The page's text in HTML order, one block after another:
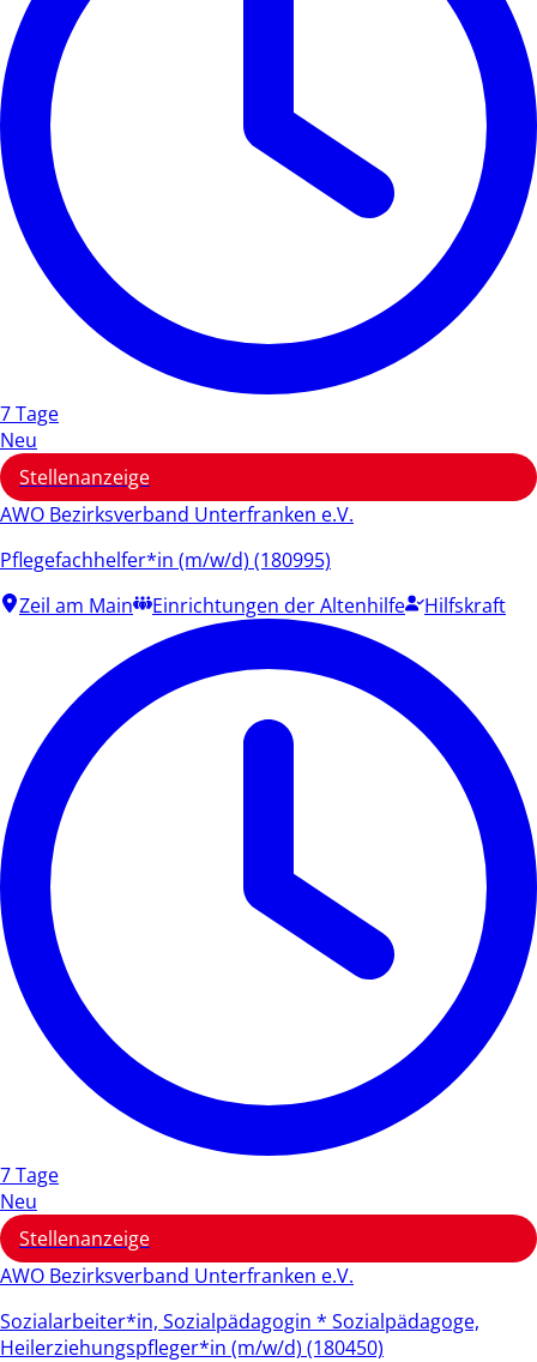
7 Tage
Neu
Stellenanzeige
AWO Bezirksverband Unterfranken e.V.
Pflegefachhelfer*in (m/w/d) (180995)
Zeil am Main
Einrichtungen der Altenhilfe Hilfskraft
7 Tage
Neu
Stellenanzeige
AWO Bezirksverband Unterfranken e.V.
Sozialarbeiter*in, Sozialpädagogin * Sozialpädagoge,
Heilerziehungspfleger*in (m/w/d) (180450)